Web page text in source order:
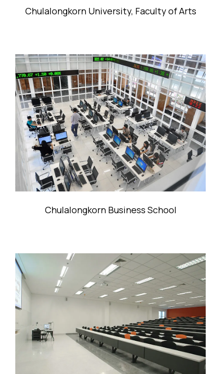
Chulalongkorn University, Faculty of Arts
Chulalongkorn Business School